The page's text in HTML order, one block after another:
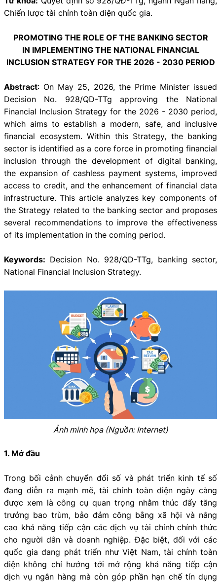
Chiến lược tài chính toàn diện quốc gia.
PROMOTING THE ROLE OF THE BANKING SECTOR
IN IMPLEMENTING THE NATIONAL FINANCIAL
INCLUSION STRATEGY FOR THE 2026 - 2030 PERIOD
Abstract: On May 25, 2026, the Prime Minister issued
Decision No. 928/QD-TTg approving the National
Financial Inclusion Strategy for the 2026 - 2030 period,
which aims to establish a modern, safe, and inclusive
financial ecosystem. Within this Strategy, the banking
sector is identified as a core force in promoting financial
inclusion through the development of digital banking,
the expansion of cashless payment systems, improved
access to credit, and the enhancement of financial data
infrastructure. This article analyzes key components of
the Strategy related to the banking sector and proposes
several recommendations to improve the effectiveness
of its implementation in the coming period.
Keywords: Decision No. 928/QD-TTg, banking sector,
National Financial Inclusion Strategy.
Ảnh minh họa (Nguồn: Internet)
1. Mở đầu
Trong bối cảnh chuyển đổi số và phát triển kinh tế số
đang diễn ra mạnh mẽ, tài chính toàn diện ngày càng
được xem là công cụ quan trọng nhằm thúc đẩy tăng
trưởng bao trùm, bảo đảm công bằng xã hội và nâng
cao khả năng tiếp cận các dịch vụ tài chính chính thức
cho người dân và doanh nghiệp. Đặc biệt, đối với các
quốc gia đang phát triển như Việt Nam, tài chính toàn
diện không chỉ hướng tới mở rộng khả năng tiếp cận
dịch vụ ngân hàng mà còn góp phần hạn chế tín dụng